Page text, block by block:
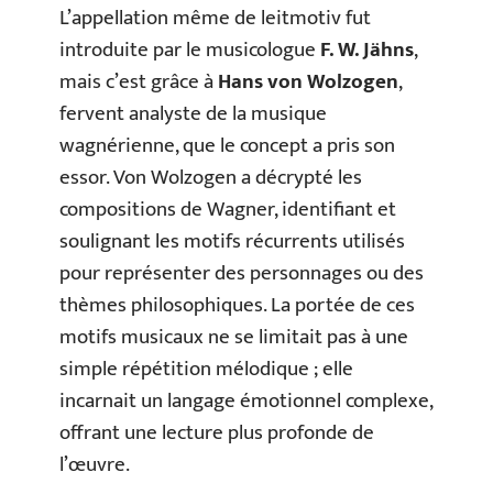
L’appellation même de leitmotiv fut
introduite par le musicologueF. W. Jähns,
mais c’est grâce àHans von Wolzogen,
fervent analyste de la musique
wagnérienne, que le concept a pris son
essor. Von Wolzogen a décrypté les
compositions de Wagner, identifiant et
soulignant les motifs récurrents utilisés
pour représenter des personnages ou des
thèmes philosophiques. La portée de ces
motifs musicaux ne se limitait pas à une
simple répétition mélodique ; elle
incarnait un langage émotionnel complexe,
offrant une lecture plus profonde de
l’œuvre.